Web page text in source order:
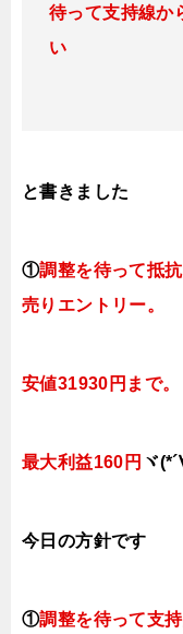
待って支持線か
い
と書きました
①調整を待って抵
売りエントリー。
安値31930円まで。
最大利益160円 ヾ
今日 の方針です
①調整を待って支